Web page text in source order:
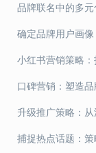
品牌联名中的多
确定品牌用户画
小红书营销策略
口碑营销：塑造
升级推广策略：
捕捉热点话题：